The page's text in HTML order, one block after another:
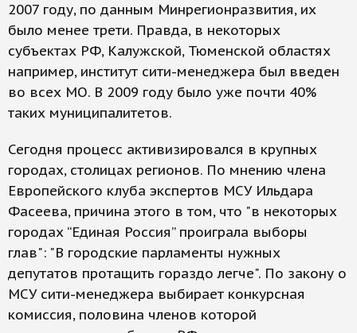
2007 году, по данным Минрегионразвития, их
было менее трети. Правда, в некоторых
субъектах РФ, Калужской, Тюменской областях
например, институт сити-менеджера был введен
во всех МО. В 2009 году было уже почти 40%
таких муниципалитетов.
Сегодня процесс активизировался в крупных
городах, столицах регионов. По мнению члена
Европейского клуба экспертов МСУ Ильдара
Фасеева, причина этого в том, что "в некоторых
городах “Единая Россия” проиграла выборы
глав": "В городские парламенты нужных
депутатов протащить гораздо легче". По закону о
МСУ сити-менеджера выбирает конкурсная
комиссия, половина членов которой